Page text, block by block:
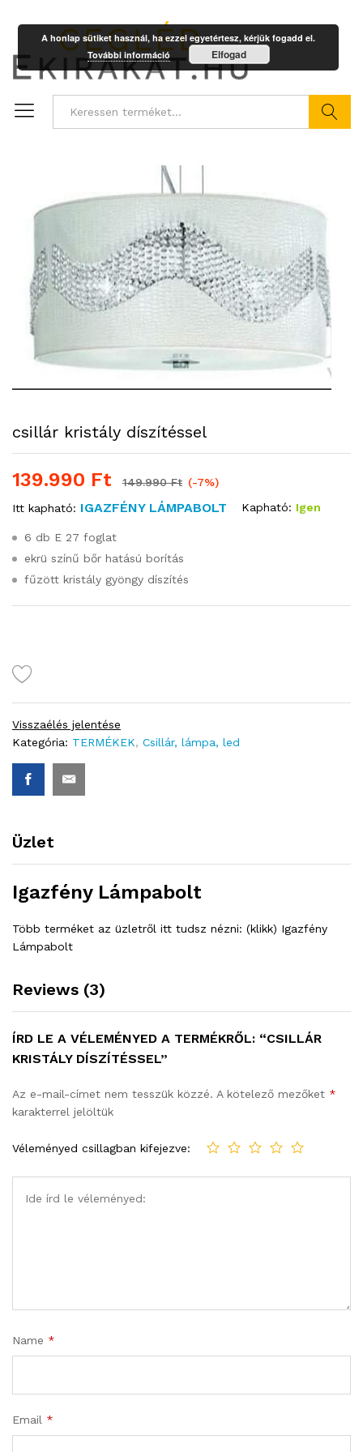
csillár kristály díszítéssel
139.990 Ft 149.990Ft (-7%)
Itt kapható: IGAZFÉNY LÁMPABOLT Kapható: Igen
6 db E 27 foglat
ekrü színű bőr hatású borítás
fűzött kristály gyöngy díszítés
Visszaélés jelentése
Kategória: TERMÉKEK, Csillár, lámpa, led
Üzlet
Igazfény Lámpabolt
Több terméket az üzletről itt tudsz nézni: (klikk) Igazfény
Lámpabolt
Reviews (3)
ÍRD LE A VÉLEMÉNYED A TERMÉKRŐL: “CSILLÁR
KRISTÁLY DÍSZÍTÉSSEL”
Az e-mail-címet nem tesszük közzé. A kötelező mezőket *
karakterrel jelöltük
Véleményed csillagban kifejezve:
Name *
Email *
A honlap sütiket használ, ha ezzel egyetértesz, kérjük fogadd el.
További információ
Elfogad